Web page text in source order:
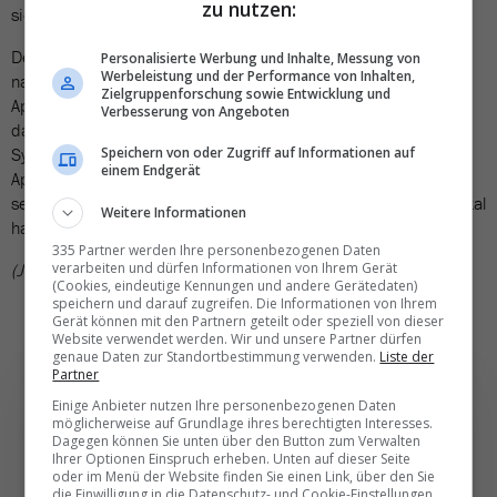
sich eine Auffrischungsimpfung zu holen.
Der EU-Impfnachweis besteht aus einem QR-Code, der direkt
nach der Impfung beim Arzt, im Impfzentrum oder auch in der
Apotheke vergeben wird. Der Code ist in einer Smartphone-App
darstellbar und kann digital ausgelesen werden, analog dem
System in der Schweiz. Die Codes werden trotz verschiedener
Apps der einzelnen Länder überall in der EU erkannt. Bisher
seien in der EU 807 Millionen Zertifikate ausgestellt worden; total
haben sich 60 Länder dem System angeschlossen.
(JCR)
Die wichtigsten und
zu nutzen:
Personalisierte Werbung und Inhalte, Messung von
Werbeleistung und der Performance von Inhalten,
Zielgruppenforschung sowie Entwicklung und
Verbesserung von Angeboten
Speichern von oder Zugriff auf Informationen auf
einem Endgerät
Weitere Informationen
335 Partner werden Ihre personenbezogenen Daten
verarbeiten und dürfen Informationen von Ihrem Gerät
(Cookies, eindeutige Kennungen und andere Gerätedaten)
speichern und darauf zugreifen. Die Informationen von Ihrem
Gerät können mit den Partnern geteilt oder speziell von dieser
Website verwendet werden. Wir und unsere Partner dürfen
genaue Daten zur Standortbestimmung verwenden. Liste der
Partner
Einige Anbieter nutzen Ihre personenbezogenen Daten
möglicherweise auf Grundlage ihres berechtigten Interesses.
Dagegen können Sie unten über den Button zum Verwalten
Ihrer Optionen Einspruch erheben. Unten auf dieser Seite
oder im Menü der Website finden Sie einen Link, über den Sie